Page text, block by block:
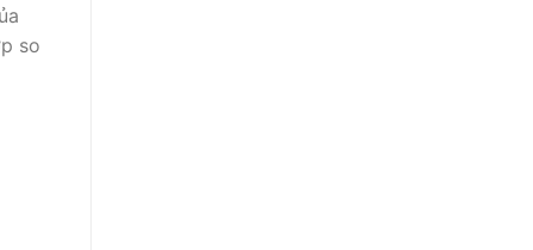
so